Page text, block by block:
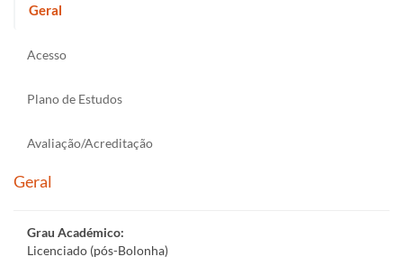
Geral
Acesso
Plano de Estudos
Avaliação/Acreditação
Geral
Grau Académico:
Licenciado (pós-Bolonha)